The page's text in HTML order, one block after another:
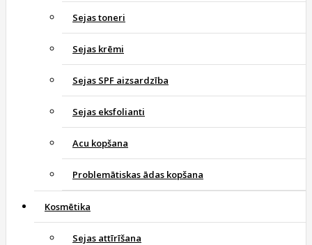
Sejas toneri
Sejas krēmi
Sejas SPF aizsardzība
Sejas eksfolianti
Acu kopšana
Problemātiskas ādas kopšana
Kosmētika
Sejas attīrīšana